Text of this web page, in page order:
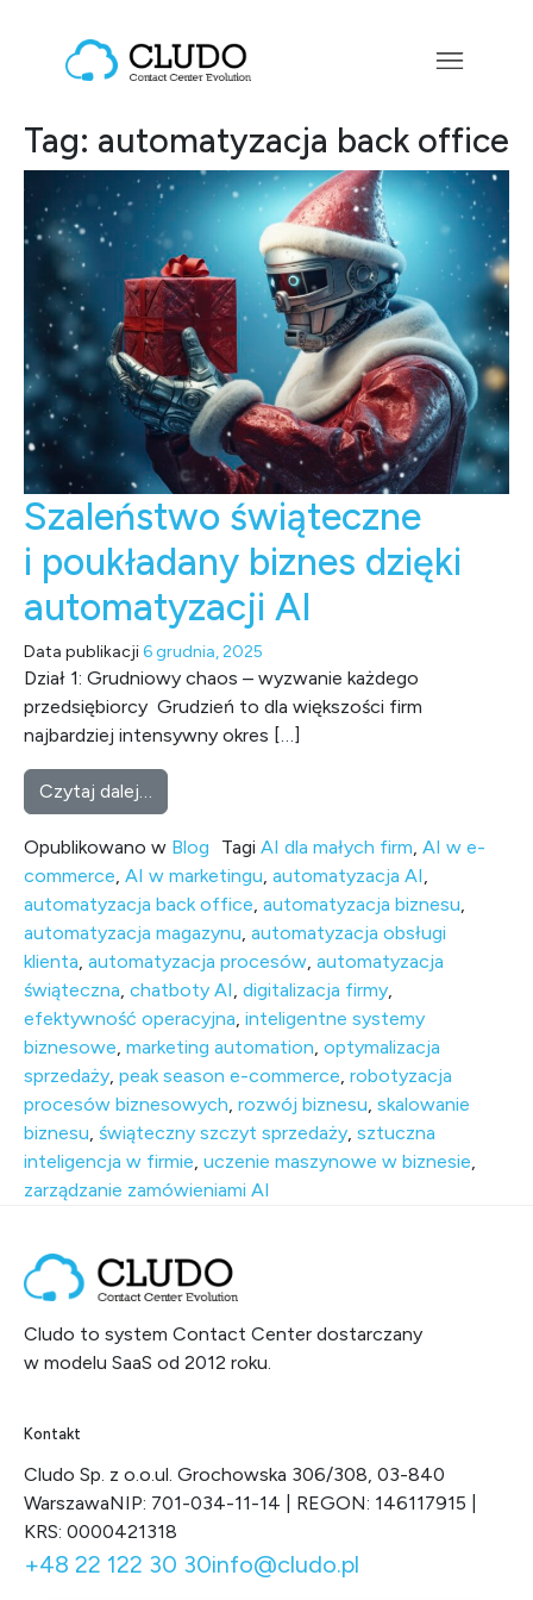
Main Navigation
Tag: automatyzacja back office
Szaleństwo świąteczne
i poukładany biznes dzięki
automatyzacji AI
Data publikacji6 grudnia, 2025
Dział 1: Grudniowy chaos – wyzwanie każdego
przedsiębiorcy Grudzień to dla większości firm
najbardziej intensywny okres […]
Czytaj dalej…
Opublikowano w Blog Tagi AI dla małych firm, AI w e-
commerce, AI w marketingu, automatyzacja AI,
automatyzacja back office, automatyzacja biznesu,
automatyzacja magazynu, automatyzacja obsługi
klienta, automatyzacja procesów, automatyzacja
świąteczna, chatboty AI, digitalizacja firmy,
efektywność operacyjna, inteligentne systemy
biznesowe, marketing automation, optymalizacja
sprzedaży, peak season e-commerce, robotyzacja
procesów biznesowych, rozwój biznesu, skalowanie
biznesu, świąteczny szczyt sprzedaży, sztuczna
inteligencja w firmie, uczenie maszynowe w biznesie,
zarządzanie zamówieniami AI
Cludo to system Contact Center dostarczany
w modelu SaaS od 2012 roku.
Kontakt
Cludo Sp. z o.o.ul. Grochowska 306/308, 03-840
WarszawaNIP: 701-034-11-14 | REGON: 146117915 |
KRS: 0000421318
+48 22 122 30 30info@cludo.pl